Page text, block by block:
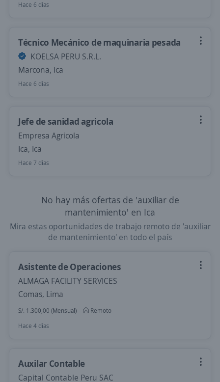
Hace 6 días
Técnico Mecánico de maquinaria pesada
KOELSA PERU S.R.L.
Marcona, Ica
Hace 6 días
Jefe de sanidad agricola
Empresa Agricola
Ica, Ica
Hace 7 días
No hay más ofertas de 'auxiliar de
mantenimiento' en Ica
Mira estas oportunidades de trabajo remoto de 'auxiliar
de mantenimiento' en todo el país
Asistente de Operaciones
ALMAGA FACILITY SERVICES
Comas, Lima
S/. 1.300,00 (Mensual)
Remoto
Hace 4 días
Auxilar Contable
Capital Contable Peru SAC